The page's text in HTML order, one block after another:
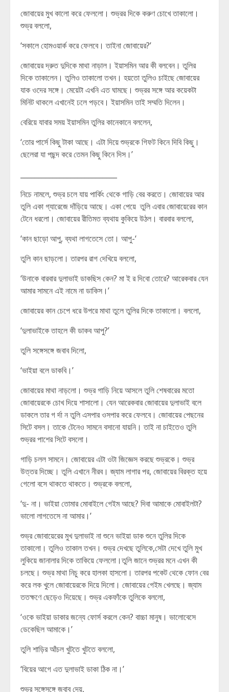
জোবায়ের মুখ কালো করে ফেললো। শুভ্রর দিকে করুণ চোখে তাকালো।
শুভ্র বললো,
‘সকালে হোমওয়ার্ক করে ফেলবে। তাইনা জোবায়ের?’
জোবায়ের দ্রুত দুদিকে মাথা নাড়াল। ইয়াসমিন আর কী বলবেন। তুলির
দিকে তাকালেন। তুলিও তাকালো তখন। হয়তো তুলিও চাইছে জোবায়ের
যাক ওদের সঙ্গে। মেয়েটা এখনি এত ঘামছে। শুভ্রর সঙ্গে আর কয়েকটা
মিনিট থাকলে এখানেই ঢলে পড়বে। ইয়াসমিন তাই সম্মতি দিলেন।
বেরিয়ে যাবার সময় ইয়াসমিন তুলির কানেকানে বললেন,
‘তোর পার্সে কিছু টাকা আছে। এটা দিয়ে শুভ্রকে গিফট কিনে দিবি কিছু।
ছেলেরা যা পছন্দ করে তেমন কিছু কিনে দিস।’
নিচে নামলে, শুভ্র চলে যায় পার্কিং থেকে গাড়ি বের করতে। জোবায়ের আর
তুলি একা গ্যারেজে দাঁড়িয়ে আছে। একা পেয়ে তুলি এবার জোবায়েরের কান
টেনে ধরলো। জোবায়ের রীতিমত ব্যথায় কুকিয়ে উঠল। বারবার বললো,
‘কান ছাড়ো আপু, ব্যথা লাগতেসে তো। আপু-‘
তুলি কান ছাড়লো। তারপর রাগ দেখিয়ে বললো,
‘উনাকে বারবার দুলাভাই ডাকছিস কেন? মা ই র দিবো তোরে? আরেকবার যেন
আমার সামনে এই নামে না ডাকিস।’
জোবায়ের কান চেপে ধরে উপরে মাথা তুলে তুলির দিকে তাকালো। বললো,
‘দুলাভাইকে তাহলে কী ডাকব আপু?’
তুলি সঙ্গেসঙ্গে জবাব দিলো,
‘ভাইয়া বলে ডাকবি।’
জোবায়ের মাথা নাড়লো। শুভ্র গাড়ি নিয়ে আসলে তুলি শেষবারের মতো
জোবায়েরকে চোখ দিয়ে শাসালো। যেন আরেকবার জোবায়ের দুলাভাই বলে
ডাকলে তার গ র্দা ন তুলি এসপার ওসপার করে ফেলবে। জোবায়ের পেছনের
সিটে বসল। তাকে টেনেও সামনে বসানো যায়নি। তাই না চাইতেও তুলি
শুভ্রর পাশের সিটে বসলো।
গাড়ি চলল সামনে। জোবায়ের এটা ওটা জিজ্ঞেস করছে শুভ্রকে। শুভ্র
উত্তর দিচ্ছে। তুলি এখানে নীরব। জ্যাম লাগার পর, জোবায়ের বিরক্ত হয়ে
গেলো বসে থাকতে থাকতে। শুভ্রকে বললো,
‘দু- না। ভাইয়া তোমার মোবাইলে গেইম আছে? দিবা আমাকে মোবাইলটা?
ভালো লাগতেসে না আমার।’
শুভ্র জোবায়েরের মুখ দুলাভাই না শুনে ভাইয়া ডাক শুনে তুলির দিকে
তাকালো। তুলিও তাকাল তখন। শুভ্র দেখছে তুলিকে,সেটা দেখে তুলি মুখ
লুকিয়ে জানালার দিকে তাকিয়ে ফেললো।তুলি জানে শুভ্রর মনে এখন কী
চলছে। শুভ্র মাথা নিচু করে হালকা হাসলো। তারপর পকেট থেকে ফোন বের
করে লক খুলে জোবায়েরকে দিয়ে দিলো। জোবায়ের গেইম খেলছে। জ্যাম
ততক্ষণে ছেড়েও দিয়েছে। শুভ্র একফাঁকে তুলিকে বললো,
‘ওকে ভাইয়া ডাকার জন্যে ফোর্স করলে কেন? বাচ্চা মানুষ। ভালোবেসে
ডেকেছিল আমাকে।’
তুলি শাড়ির আঁচল খুটতে খুটতে বললো,
‘বিয়ের আগে এত দুলাভাই ডাকা ঠিক না।’
শুভ্র সঙ্গেসঙ্গে জবাব দেয়,